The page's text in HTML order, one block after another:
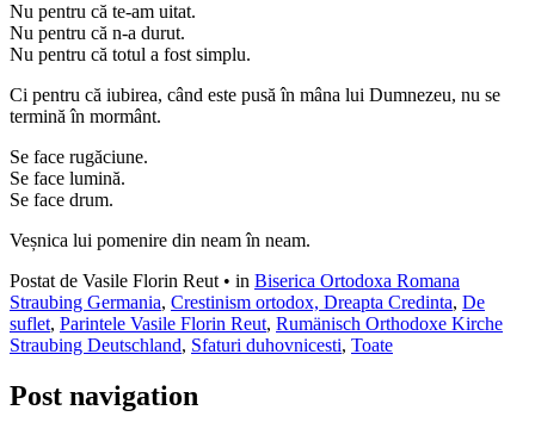
Nu pentru că te-am uitat.
Nu pentru că n-a durut.
Nu pentru că totul a fost simplu.
Ci pentru că iubirea, când este pusă în mâna lui Dumnezeu, nu se
termină în mormânt.
Se face rugăciune.
Se face lumină.
Se face drum.
Veșnica lui pomenire din neam în neam.
Postat de Vasile Florin Reut • in Biserica Ortodoxa Romana
Straubing Germania, Crestinism ortodox, Dreapta Credinta, De
suflet, Parintele Vasile Florin Reut, Rumänisch Orthodoxe Kirche
Straubing Deutschland, Sfaturi duhovnicesti, Toate
Post navigation